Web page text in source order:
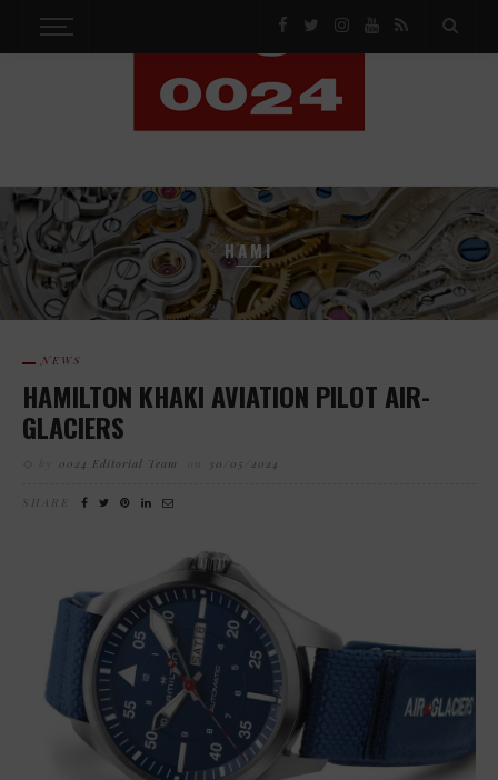
HAMI
NEWS
HAMILTON KHAKI AVIATION PILOT AIR-
GLACIERS
0024 Editorial Team 30/05/2024
SHARE